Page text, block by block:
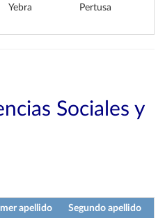
Yebra Pertusa
Sociales y
apellido Segundo apellido